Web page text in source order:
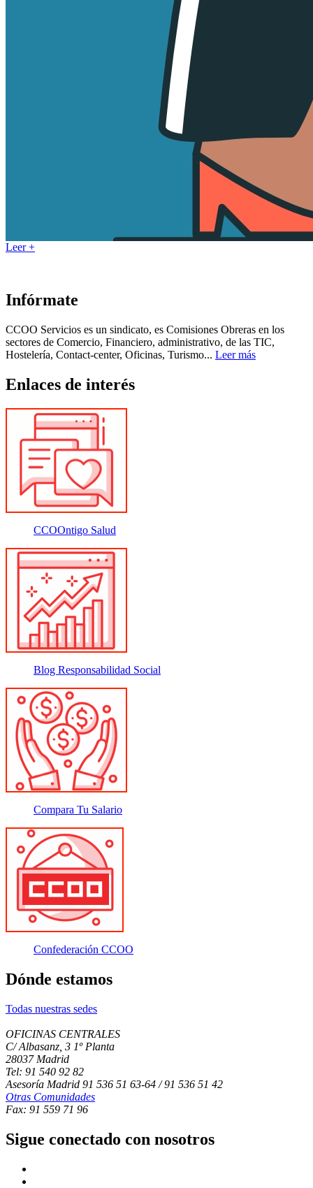
Leer +
Infórmate
CCOO Servicios es un sindicato, es Comisiones Obreras en los
sectores de Comercio, Financiero, administrativo, de las TIC,
Hostelería, Contact-center, Oficinas, Turismo... Leer más
Enlaces de interés
CCOOntigo Salud
Blog Responsabilidad Social
Compara Tu Salario
Confederación CCOO
Dónde estamos
Todas nuestras sedes
OFICINAS CENTRALES
C/ Albasanz, 3 1º Planta
28037 Madrid
Tel: 91 540 92 82
Asesoría Madrid 91 536 51 63-64 / 91 536 51 42
Otras Comunidades
Fax: 91 559 71 96
Sigue conectado con nosotros